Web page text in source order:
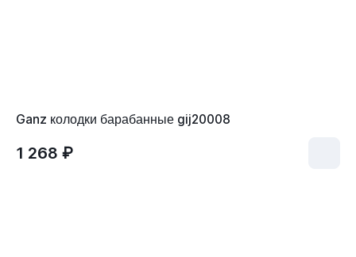
Ganz колодки барабанные gij20008
1 268 ₽